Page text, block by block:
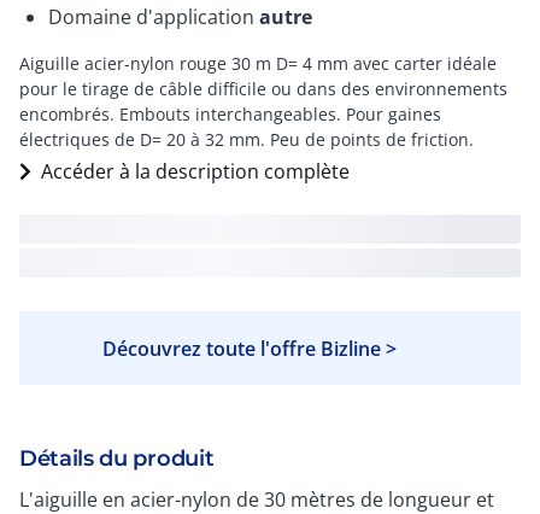
Domaine d'application autre
Aiguille acier-nylon rouge 30 m D= 4 mm avec carter idéale
pour le tirage de câble difficile ou dans des environnements
encombrés. Embouts interchangeables. Pour gaines
électriques de D= 20 à 32 mm. Peu de points de friction.
Accéder à la description complète
Découvrez toute l'offre Bizline >
Détails du produit
L'aiguille en acier-nylon de 30 mètres de longueur et